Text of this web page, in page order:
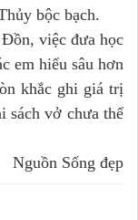
bộc bạch.
việc đưa học
em hiểu sâu hơn
khắc ghi giá trị
sách vở chưa thể
Nguồn Sống đẹp